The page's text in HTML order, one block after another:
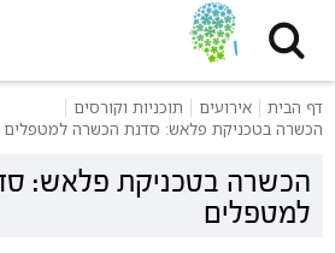
דף הבית אירועים
תוכניות וקורסים
הכשרה בטכניקת פלאש: סדנת הכשרה למטפלים
הכשרה בטכניקת פלאש:
למטפלים